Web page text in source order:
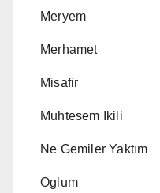
Meryem
Merhamet
Misafir
Muhtesem Ikili
Ne Gemiler Yaktım
Oglum